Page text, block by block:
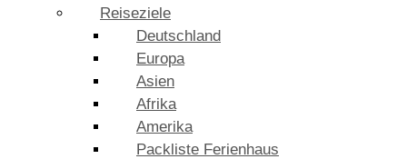
Reiseziele
Deutschland
Europa
Asien
Afrika
Amerika
Packliste Ferienhaus